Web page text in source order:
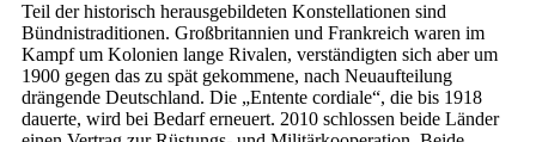
Teil der historisch herausgebildeten Konstellationen sind
Bündnistraditionen. Großbritannien und Frankreich waren im
Kampf um Kolonien lange Rivalen, verständigten sich aber um
1900 gegen das zu spät gekommene, nach Neuaufteilung
drängende Deutschland. Die „Entente cordiale“, die bis 1918
dauerte, wird bei Bedarf erneuert. 2010 schlossen beide Länder